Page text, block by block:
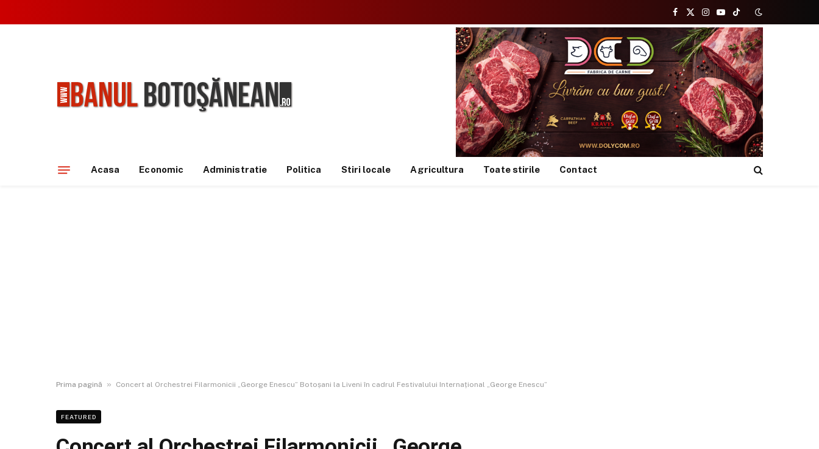
Facebook
X
(Twitter)
Instagram
YouTubeTikTok
Acasa Economic Administratie Politica Stiri locale Agricultura Toate stirile Contact
Prima pagină » Concert al Orchestrei Filarmonicii „George Enescu” Botoșani la Liveni în cadrul Festivalului Internațional „George Enescu”
FEATURED